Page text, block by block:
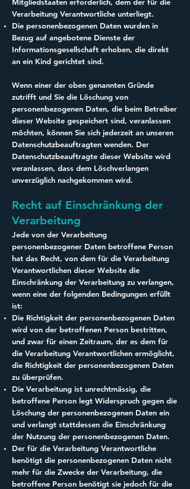
Verarbeitung Verantwortliche unterliegt.
Die personenbezogenen Daten wurden in
Bezug auf angebotene Dienste der
Informationsgesellschaft erhoben, die direkt
an ein Kind gerichtet sind.
Wenn einer der oben genannten Gründe
zutrifft und Sie die Löschung von
personenbezogenen Daten, die beim Betreiber
dieser Website gespeichert sind, veranlassen
möchten, können Sie sich jederzeit an unseren
Datenschutzbeauftragten wenden. Der
Datenschutzbeauftragte dieser Website wird
veranlassen, dass dem Löschverlangen
unverzüglich nachgekommen wird.
Recht auf Einschränkung der
Verarbeitung
Jede von der Verarbeitung
personenbezogener Daten betroffene Person
hat das Recht, von dem für die Verarbeitung
Verantwortlichen dieser Website die
Einschränkung der Verarbeitung zu verlangen,
wenn eine der folgenden Bedingungen erfüllt
ist:
Die Richtigkeit der personenbezogenen Daten
wird von der betroffenen Person bestritten,
und zwar für einen Zeitraum, der es dem für
die Verarbeitung Verantwortlichen ermöglicht,
die Richtigkeit der personenbezogenen Daten
zu überprüfen.
Die Verarbeitung ist unrechtmässig, die
betroffene Person legt Widerspruch gegen die
Löschung der personenbezogenen Daten ein
und verlangt stattdessen die Einschränkung
der Nutzung der personenbezogenen Daten.
Der für die Verarbeitung Verantwortliche
benötigt die personenbezogenen Daten nicht
mehr für die Zwecke der Verarbeitung, die
betroffene Person benötigt sie jedoch für die